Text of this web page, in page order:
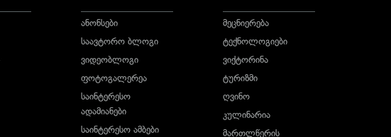
ანონსები
საავტორო ბლოგი
ვიდეობლოგი
ფოტოგალერეა
საინტერესო
ადამიანები
საინტერესო ამბები
მეცნიერება
ტექნოლოგიები
ვიქტორინა
ტურიზმი
ღვინო
კულინარია
მართლწერის